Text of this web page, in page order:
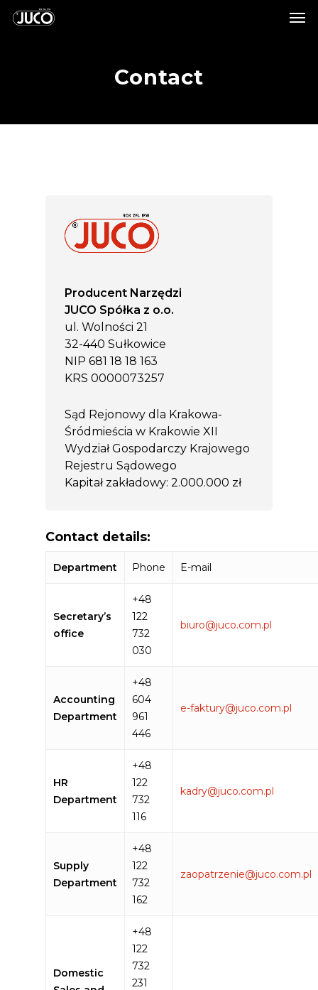
Contact
Producent Narzędzi
JUCO Spółka z o.o.
ul. Wolności 21
32-440 Sułkowice
NIP 681 18 18 163
KRS 0000073257
Sąd Rejonowy dla Krakowa-
Śródmieścia w Krakowie XII
Wydział Gospodarczy Krajowego
Rejestru Sądowego
Kapitał zakładowy: 2.000.000 zł
Contact details:
Department Phone E-mail
Secretary’s
office
+48
122
732
030
biuro@juco.com.pl
Accounting
Department
+48
604
961
446
e-faktury@juco.com.pl
HR
Department
+48
122
732
116
kadry@juco.com.pl
Supply
Department
+48
122
732
162
zaopatrzenie@juco.com.pl
Domestic
+48
122
732
231